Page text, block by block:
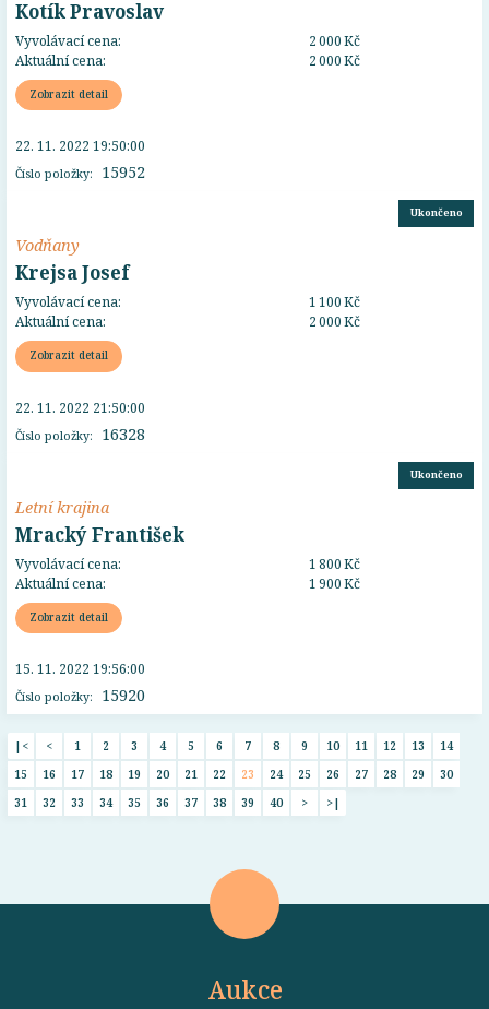
Kotík Pravoslav
Vyvolávací cena:
2 000 Kč
Aktuální cena:
2 000 Kč
Zobrazit detail
Číslo položky: 15952
22. 11. 2022 19:50:00
Ukončeno
Vodňany
Krejsa Josef
Vyvolávací cena:
1 100 Kč
Aktuální cena:
2 000 Kč
Zobrazit detail
Číslo položky: 16328
22. 11. 2022 21:50:00
Ukončeno
Letní krajina
Mracký František
Vyvolávací cena:
1 800 Kč
Aktuální cena:
1 900 Kč
Zobrazit detail
Číslo položky: 15920
15. 11. 2022 19:56:00
|< < 1 2 3 4 5 6 7 8 9 10 11 12 13
14
15
16 17 18 19 20 21 22 23 24 25 26 27 28 29
30
31
32 33 34 35 36 37 38 39 40 > >|
Aukce